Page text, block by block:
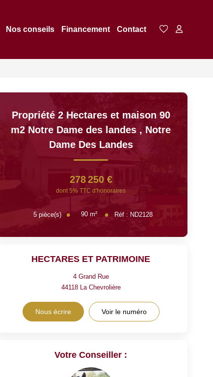
Nos conseils Financement Contact
Propriété 2 Hectares et maison 90
m2 Notre Dame des landes ,Notre
Dame Des Landes
278 250 €
dont 5% TTC d'honoraires
5 pièce(s) 90 m² Réf : ND2128
HECTARES ET PATRIMOINE
4 Grand Rue
44118 La Chevrolière
Nous écrire Voir le numéro
Votre Conseiller :